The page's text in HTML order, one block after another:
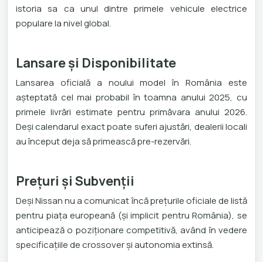
istoria sa ca unul dintre primele vehicule electrice
populare la nivel global.
Lansare și Disponibilitate
Lansarea oficială a noului model în România este
așteptată cel mai probabil în toamna anului 2025, cu
primele livrări estimate pentru primăvara anului 2026.
Deși calendarul exact poate suferi ajustări, dealerii locali
au început deja să primească pre-rezervări.
Prețuri și Subvenții
Deși Nissan nu a comunicat încă prețurile oficiale de listă
pentru piața europeană (și implicit pentru România), se
anticipează o poziționare competitivă, având în vedere
specificațiile de crossover și autonomia extinsă.